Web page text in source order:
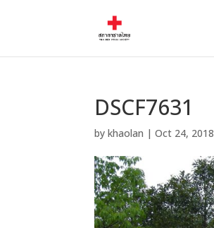
DSCF7631
bykhaolan |Oct 24, 2018